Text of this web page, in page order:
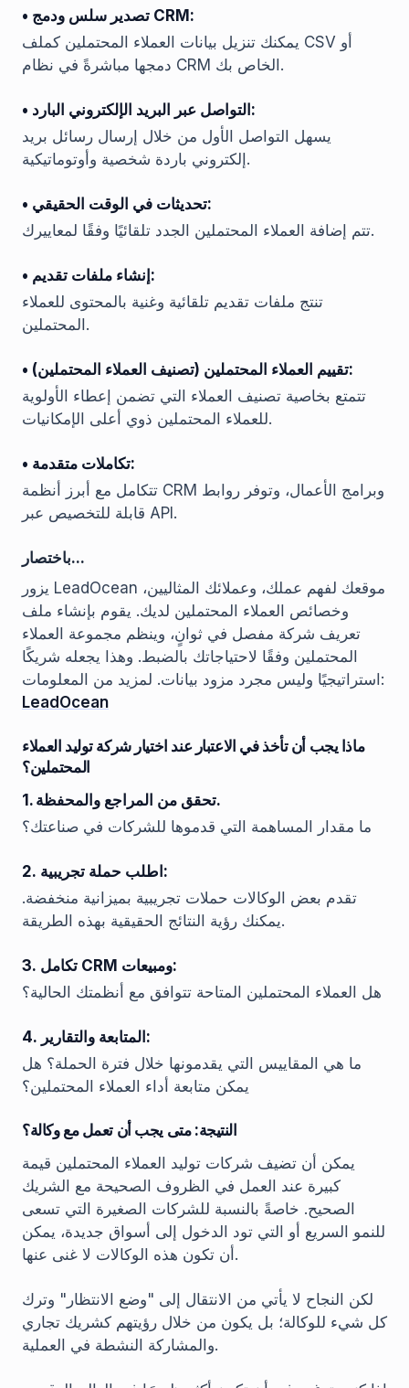
• تصدير سلس ودمج CRM:
يمكنك تنزيل بيانات العملاء المحتملين كملف CSV أو
دمجها مباشرةً في نظام CRM الخاص بك.
• التواصل عبر البريد الإلكتروني البارد:
يسهل التواصل الأول من خلال إرسال رسائل بريد
إلكتروني باردة شخصية وأوتوماتيكية.
• تحديثات في الوقت الحقيقي:
تتم إضافة العملاء المحتملين الجدد تلقائيًا وفقًا لمعاييرك.
• إنشاء ملفات تقديم:
تنتج ملفات تقديم تلقائية وغنية بالمحتوى للعملاء
المحتملين.
• تقييم العملاء المحتملين (تصنيف العملاء المحتملين):
تتمتع بخاصية تصنيف العملاء التي تضمن إعطاء الأولوية
للعملاء المحتملين ذوي أعلى الإمكانيات.
• تكاملات متقدمة:
تتكامل مع أبرز أنظمة CRM وبرامج الأعمال، وتوفر روابط
قابلة للتخصيص عبر API.
باختصار...
يزور LeadOcean موقعك لفهم عملك، وعملائك المثاليين،
وخصائص العملاء المحتملين لديك. يقوم بإنشاء ملف
تعريف شركة مفصل في ثوانٍ، وينظم مجموعة العملاء
المحتملين وفقًا لاحتياجاتك بالضبط. وهذا يجعله شريكًا
استراتيجيًا وليس مجرد مزود بيانات. لمزيد من المعلومات:
LeadOcean
ماذا يجب أن تأخذ في الاعتبار عند اختيار شركة توليد العملاء
المحتملين؟
1. تحقق من المراجع والمحفظة.
ما مقدار المساهمة التي قدموها للشركات في صناعتك؟
2. اطلب حملة تجريبية:
تقدم بعض الوكالات حملات تجريبية بميزانية منخفضة.
يمكنك رؤية النتائج الحقيقية بهذه الطريقة.
3. تكامل CRM ومبيعات:
هل العملاء المحتملين المتاحة تتوافق مع أنظمتك الحالية؟
4. المتابعة والتقارير:
ما هي المقاييس التي يقدمونها خلال فترة الحملة؟ هل
يمكن متابعة أداء العملاء المحتملين؟
النتيجة: متى يجب أن تعمل مع وكالة؟
يمكن أن تضيف شركات توليد العملاء المحتملين قيمة
كبيرة عند العمل في الظروف الصحيحة مع الشريك
الصحيح. خاصةً بالنسبة للشركات الصغيرة التي تسعى
للنمو السريع أو التي تود الدخول إلى أسواق جديدة، يمكن
أن تكون هذه الوكالات لا غنى عنها.
لكن النجاح لا يأتي من الانتقال إلى "وضع الانتظار" وترك
كل شيء للوكالة؛ بل يكون من خلال رؤيتهم كشريك تجاري
والمشاركة النشطة في العملية.